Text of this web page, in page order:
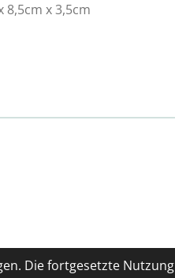
Die fortgesetzte Nutzung
x 3,5cm